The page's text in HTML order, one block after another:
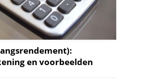
en voorbeelden